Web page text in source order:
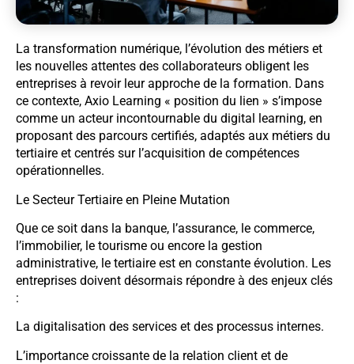
La transformation numérique, l’évolution des métiers et
les nouvelles attentes des collaborateurs obligent les
entreprises à revoir leur approche de la formation. Dans
ce contexte, Axio Learning « position du lien » s’impose
comme un acteur incontournable du digital learning, en
proposant des parcours certifiés, adaptés aux métiers du
tertiaire et centrés sur l’acquisition de compétences
opérationnelles.
Le Secteur Tertiaire en Pleine Mutation
Que ce soit dans la banque, l’assurance, le commerce,
l’immobilier, le tourisme ou encore la gestion
administrative, le tertiaire est en constante évolution. Les
entreprises doivent désormais répondre à des enjeux clés
:
La digitalisation des services et des processus internes.
L’importance croissante de la relation client et de